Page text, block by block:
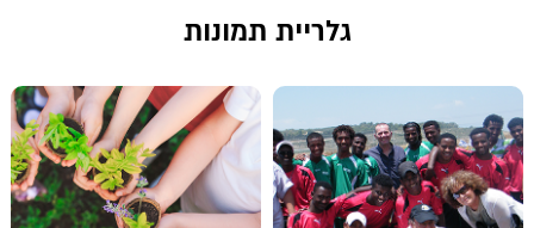
גלריית תמונות